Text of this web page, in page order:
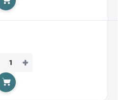
Do košíku
+
Do košíku